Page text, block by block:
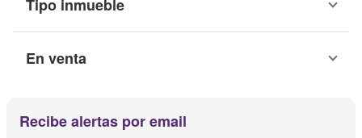
Tipo inmueble
En venta
Recibe alertas por email